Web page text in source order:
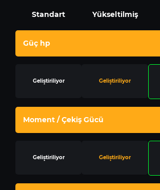
Standart Yükseltilmiş
Güç hp
Geliştiriliyor Geliştiriliyor
Moment / Çekiş Gücü
Geliştiriliyor Geliştiriliyor